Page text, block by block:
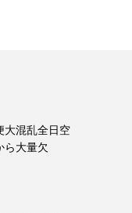
大混乱全日空
ら大量欠